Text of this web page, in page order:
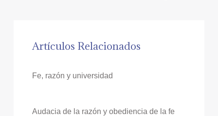
Artículos Relacionados
Fe, razón y universidad
Audacia de la razón y obediencia de la fe